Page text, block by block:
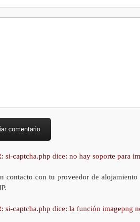
si-captcha.php dice: no hay soporte para
contacto con tu proveedor de
si-captcha.php dice: la función imagepng